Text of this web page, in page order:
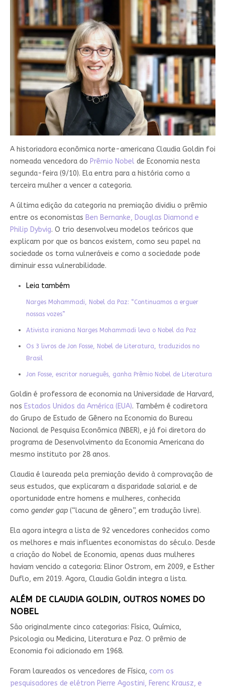
A historiadora econômica norte-americana Claudia Goldin foi
nomeada vencedora do Prêmio Nobelde Economia nesta
segunda-feira (9/10). Ela entra para a história como a
terceira mulher a vencer a categoria.
A última edição da categoria na premiação dividiu o prêmio
entre os economistas Ben Bernanke, Douglas Diamond e
Philip Dybvig. O trio desenvolveu modelos teóricos que
explicam por que os bancos existem, como seu papel na
sociedade os torna vulneráveis ​​e como a sociedade pode
diminuir essa vulnerabilidade.
Leia também
Narges Mohammadi, Nobel da Paz: “Continuamos a erguer
nossas vozes”
Ativista iraniana Narges Mohammadi leva o Nobel da Paz
Os 3 livros de Jon Fosse, Nobel de Literatura, traduzidos no
Brasil
Jon Fosse, escritor norueguês, ganha Prêmio Nobel de Literatura
Goldin é professora de economia na Universidade de Harvard,
nos Estados Unidos da América (EUA). Também é codiretora
do Grupo de Estudo de Gênero na Economia do Bureau
Nacional de Pesquisa Econômica (NBER), e já foi diretora do
programa de Desenvolvimento da Economia Americana do
mesmo instituto por 28 anos.
Claudia é laureada pela premiação devido à comprovação de
seus estudos, que explicaram a disparidade salarial e de
oportunidade entre homens e mulheres, conhecida
como gender gap(“lacuna de gênero”, em tradução livre).
Ela agora integra a lista de 92 vencedores conhecidos como
os melhores e mais influentes economistas do século. Desde
a criação do Nobel de Economia, apenas duas mulheres
haviam vencido a categoria: Elinor Ostrom, em 2009, e Esther
Duflo, em 2019. Agora, Claudia Goldin integra a lista.
ALÉM DE CLAUDIA GOLDIN, OUTROS NOMES DO
NOBEL
São originalmente cinco categorias: Física, Química,
Psicologia ou Medicina, Literatura e Paz. O prêmio de
Economia foi adicionado em 1968.
Foram laureados os vencedores de Física, com os
pesquisadores de elétron Pierre Agostini, Ferenc Krausz, e